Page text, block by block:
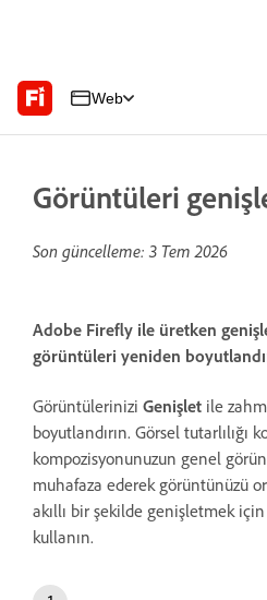
Web
Görüntüleri
Son güncelleme: 3 Tem 2026
Adobe Firefly ile üretken
görüntüleri yeniden
Görüntülerinizi Genişlet ile
boyutlandırın. Görsel tutarlılığı
kompozisyonunuzun genel
muhafaza ederek görüntünüzü
akıllı bir şekilde genişletmek
kullanın.